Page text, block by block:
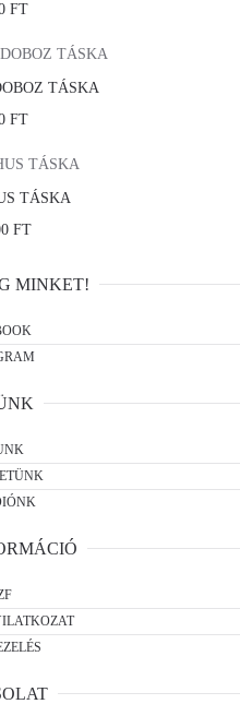
FT
TÁSKA
FT
TÁSKA
FT
MINKET!